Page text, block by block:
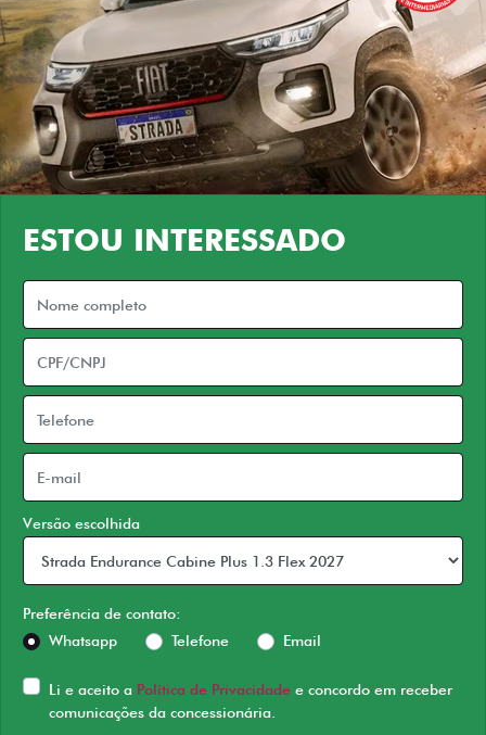
ESTOU INTERESSADO
Versão escolhida
Preferência de contato:
Whatsapp
Telefone Email
Li e aceito a Política de Privacidade e concordo em receber
comunicações da concessionária.